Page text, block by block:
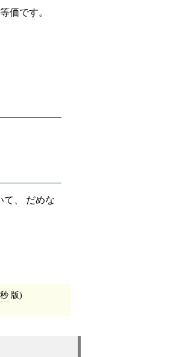
価です。
て、 だめな
版)